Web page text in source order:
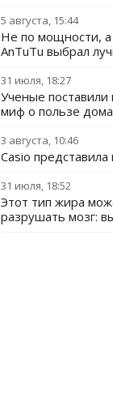
5 августа, 15:44
Не по мощности,
AnTuTu выбрал
31 июля, 18:27
Ученые
миф о пользе
3 августа, 10:46
Casio
31 июля, 18:52
Этот тип жира
разрушать мозг: